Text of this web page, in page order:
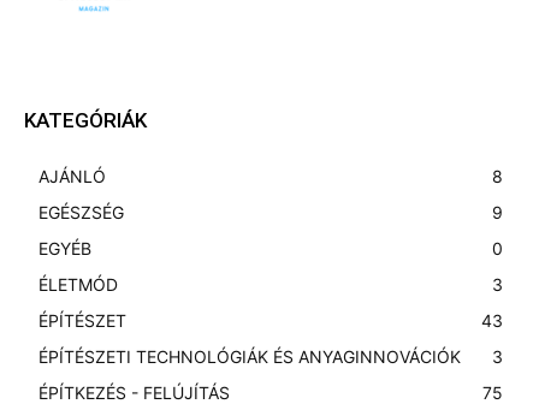
KATEGÓRIÁK
AJÁNLÓ
8
EGÉSZSÉG
9
EGYÉB
0
ÉLETMÓD
3
ÉPÍTÉSZET
43
ÉPÍTÉSZETI TECHNOLÓGIÁK ÉS ANYAGINNOVÁCIÓK
3
ÉPÍTKEZÉS - FELÚJÍTÁS
75